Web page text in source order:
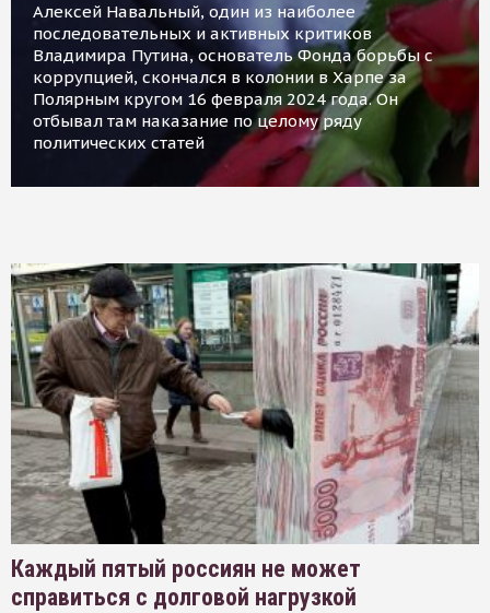
Алексей Навальный, один из наиболее
последовательных и активных критиков
Владимира Путина, основатель Фонда борьбы с
коррупцией, скончался в колонии в Харпе за
Полярным кругом 16 февраля 2024 года. Он
отбывал там наказание по целому ряду
политических статей
Каждый пятый россиян не может
справиться с долговой нагрузкой